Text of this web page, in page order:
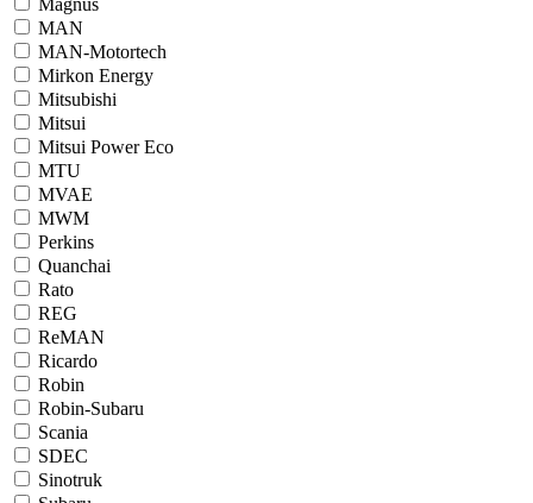
Magnus
MAN
MAN-Motortech
Mirkon Energy
Mitsubishi
Mitsui
Mitsui Power Eco
MTU
MVAE
MWM
Perkins
Quanchai
Rato
REG
ReMAN
Ricardo
Robin
Robin-Subaru
Scania
SDEC
Sinotruk